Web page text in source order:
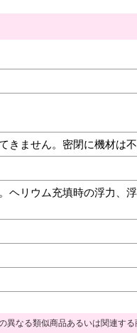
ません。密閉に機材は不
ヘリウム充填時の浮力、
異なる類似商品あるいは関連す